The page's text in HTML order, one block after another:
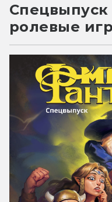
Спецвыпуск
ролевые